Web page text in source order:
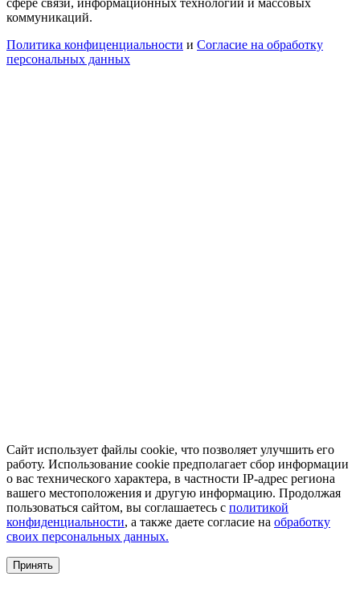
коммуникаций.
Политика конфиценциальности и Согласие на обработку
персональных данных
Сайт использует файлы cookie, что позволяет улучшить его
работу. Использование cookie предполагает сбор информации
о вас технического характера, в частности IP-адрес региона
вашего местоположения и другую информацию. Продолжая
пользоваться сайтом, вы соглашаетесь с политикой
конфиденциальности, а также даете согласие на обработку
своих персональных данных.
Принять